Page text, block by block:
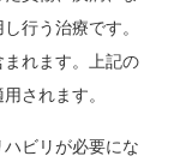
行う治療です。
れます。上記の
されます。
ビリが必要にな